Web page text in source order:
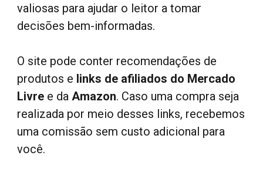
valiosas para ajudar o leitor a tomar
decisões bem-informadas.
O site pode conter recomendações de
produtos e links de afiliados do Mercado
Livre e da Amazon. Caso uma compra seja
realizada por meio desses links, recebemos
uma comissão sem custo adicional para
você.